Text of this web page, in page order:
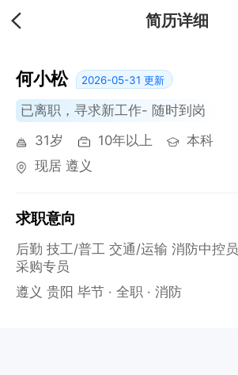
简历详细
何小松 2026-05-31 更新
已离职，寻求新工作- 随时到岗
31岁
10年以上
本科
现居 遵义
求职意向
后勤 技工/普工 交通/运输 消防中控员
采购专员
遵义 贵阳 毕节· 全职 · 消防